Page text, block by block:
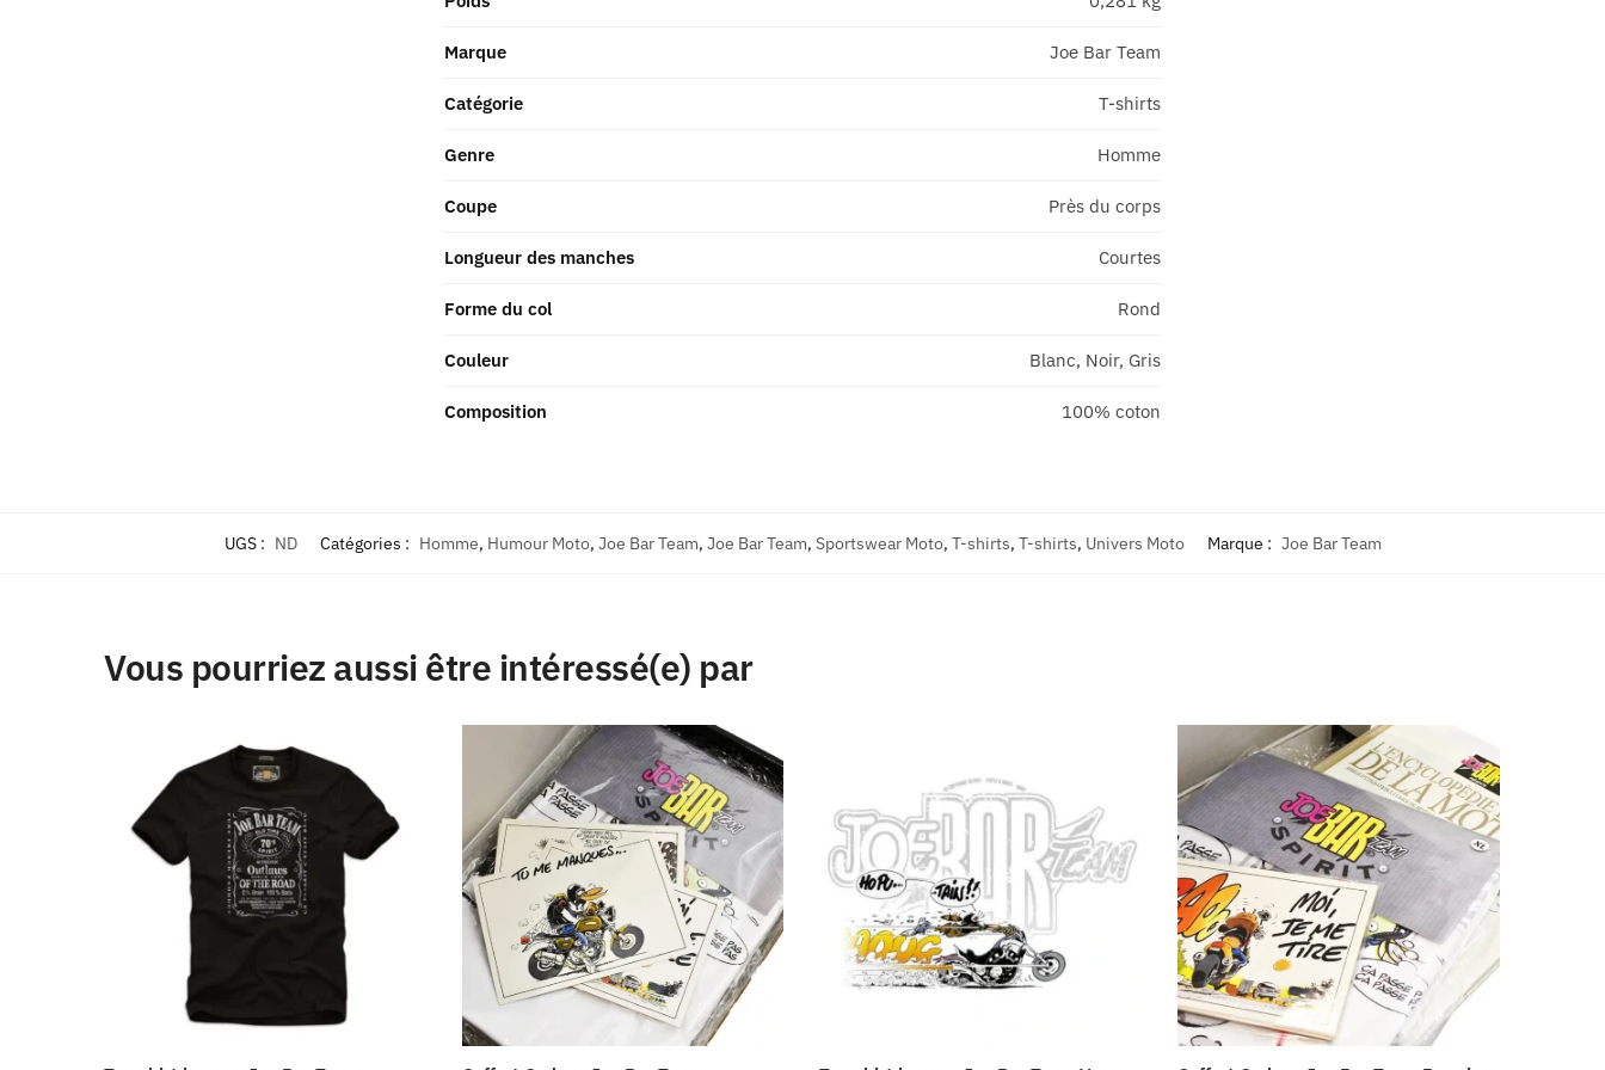
Marque Joe Bar Team
Catégorie T-shirts
Genre Homme
Coupe Près du corps
Longueur des manches Courtes
Forme du col Rond
Couleur Blanc, Noir, Gris
Composition 100% coton
UGS : ND Catégories : Homme, Humour Moto, Joe Bar Team, Joe Bar Team, Sportswear Moto, T-shirts, T-shirts, Univers Moto Marque : Joe Bar Team
Vous pourriez aussi être intéressé(e) par